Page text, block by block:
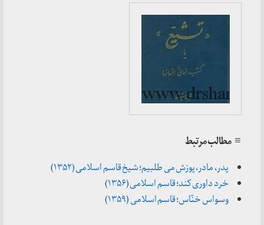
≡ مطالب مرتبط
پدر، مادر، پوزش می طلبیم؛ شیخ قاسم اسلامی (۱۳۵۲)
خرد داوری کند؛ قاسم اسلامی (۱۳۵۶)
وسواس خنّاس؛ قاسم اسلامی (۱۳۵۹)